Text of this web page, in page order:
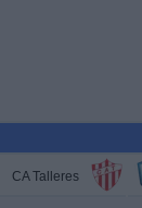
CA Talleres